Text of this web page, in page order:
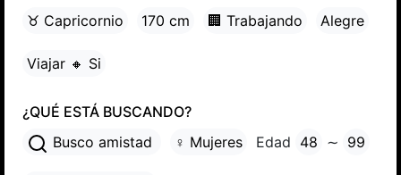
♉ Capricornio
170 cm 🏢 Trabajando Alegre
Viajar 🔸 Si
¿QUÉ ESTÁ BUSCANDO?
Busco amistad
♀ Mujeres Edad 48 ∼ 99